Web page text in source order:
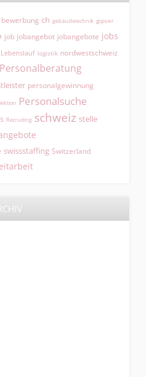
bewerbung ch gebäudetechnik gipser
job jobangebot jobangebote jobs
Lebenslauf logistik nordwestschweiz
Personalberatung
personalgewinnung
Personalsuche
Recruiting schweiz stelle
swissstaffing Switzerland